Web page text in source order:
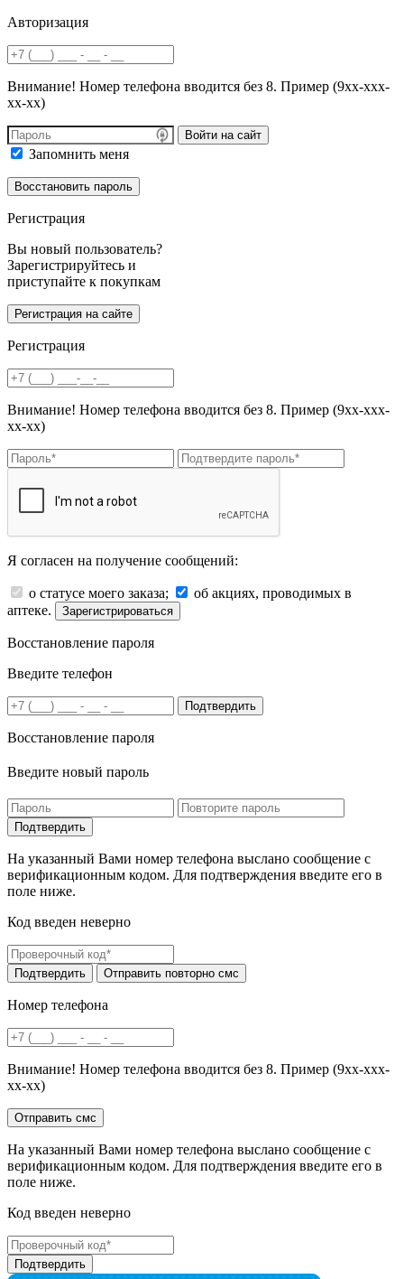
Авторизация
Внимание! Номер телефона вводится без 8. Пример (9хх-ххх-
хх-хх)
Войти на сайт
Запомнить меня
Регистрация
Вы новый пользователь?
Зарегистрируйтесь и
приступайте к покупкам
Регистрация
Внимание! Номер телефона вводится без 8. Пример (9хх-ххх-
хх-хх)
Я согласен на получение сообщений:
о статусе моего заказа;
об акциях, проводимых в
аптеке.
Зарегистрироваться
Восстановление пароля
Введите телефон
Подтвердить
Восстановление пароля
Введите новый пароль
На указанный Вами номер телефона выслано сообщение с
верификационным кодом. Для подтверждения введите его в
поле ниже.
Код введен неверно
Номер телефона
Внимание! Номер телефона вводится без 8. Пример (9хх-ххх-
хх-хх)
На указанный Вами номер телефона выслано сообщение с
верификационным кодом. Для подтверждения введите его в
поле ниже.
Код введен неверно